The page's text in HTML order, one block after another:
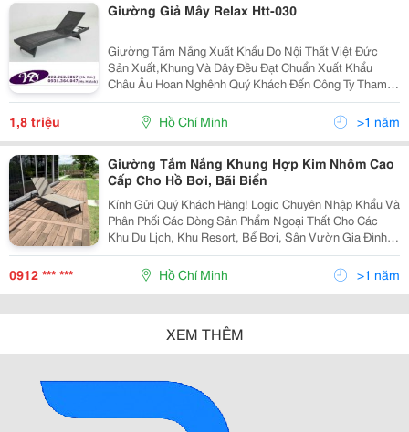
Giường Giả Mây Relax Htt-030
Giường Tắm Nắng Xuất Khẩu Do Nội Thất Việt Đức
Sản Xuất,Khung Và Dây Đều Đạt Chuẩn Xuất Khẩu
Châu Âu Hoan Nghênh Quý Khách Đến Công Ty Tham
Quan Để Được Tư Vấn Kỹ Hơn - Khuyến Mãi Khi Đến
Đặt Hàng Trực Tiếp Tại Công Ty Quí Khách Có Nhu Cầu
1,8 triệu Hồ Chí Minh >1 năm
Giường Tắm Nắng Khung Hợp Kim Nhôm Cao
Cấp Cho Hồ Bơi, Bãi Biển
Kính Gửi Quý Khách Hàng! Logic Chuyên Nhập Khẩu Và
Phân Phối Các Dòng Sản Phẩm Ngoại Thất Cho Các
Khu Du Lịch, Khu Resort, Bể Bơi, Sân Vườn Gia Đình.
Sản Phẩm Giường Tắm Nắng Khung Hợp Kim Nhôm
Của Chúng Tôi Hy Vọng Sẽ Đáp Ứng Tối Đa Mong Muốn
0912 *** *** Hồ Chí Minh >1 năm
XEM THÊM